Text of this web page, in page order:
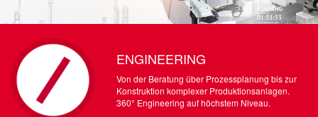
ENGINEERING
Von der Beratung über Prozessplanung bis zur
Konstruktion komplexer Produktionsanlagen.
360° Engineering auf höchstem Niveau.